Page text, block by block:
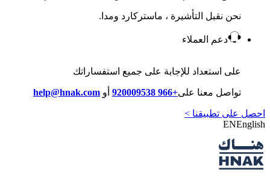
نحن نقبل التأشيرة ، ماستركارد ومدا.
دعم العملاء
على استعداد للإجابة على جميع استفساراتك
تواصل معنا على+966 920009538 أو help@hnak.com
احصل على تطبيقنا >
ENEnglish